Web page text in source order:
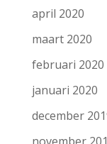
april 2020
maart 2020
februari 2020
januari 2020
december
november